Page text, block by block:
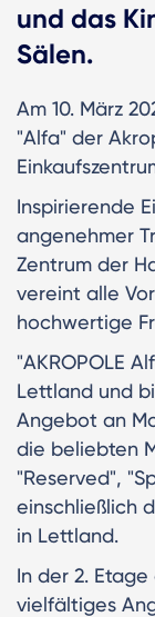
und das
Sälen.
Am 10. März
"Alfa" der
Inspirierende
angenehmer
Zentrum der
vereint alle
hochwertige
"AKROPOLE
Lettland und
Angebot an
die beliebten
"Reserved",
einschließlich
in Lettland.
In der 2.
vielfältiges